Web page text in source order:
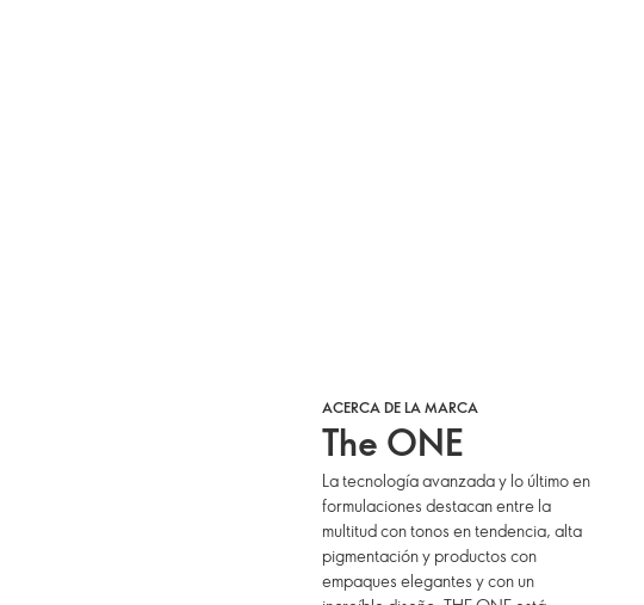
ACERCA DE LA MARCA
The ONE
La tecnología avanzada y lo último en
formulaciones destacan entre la
multitud con tonos en tendencia, alta
pigmentación y productos con
empaques elegantes y con un